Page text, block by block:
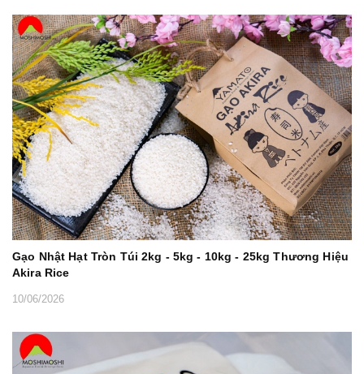
Gạo Nhật Hạt Tròn Túi 2kg - 5kg - 10kg - 25kg Thương Hiệu
Akira Rice
10/06/2026